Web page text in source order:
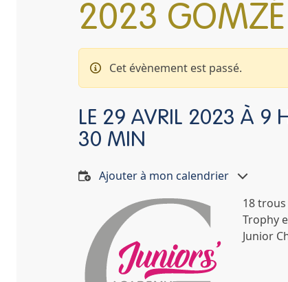
2023 GOMZÉ
Cet évènement est passé.
LE 29 AVRIL 2023 À 9
30 MIN
Ajouter à mon calendrier
18
Trophy
Junior